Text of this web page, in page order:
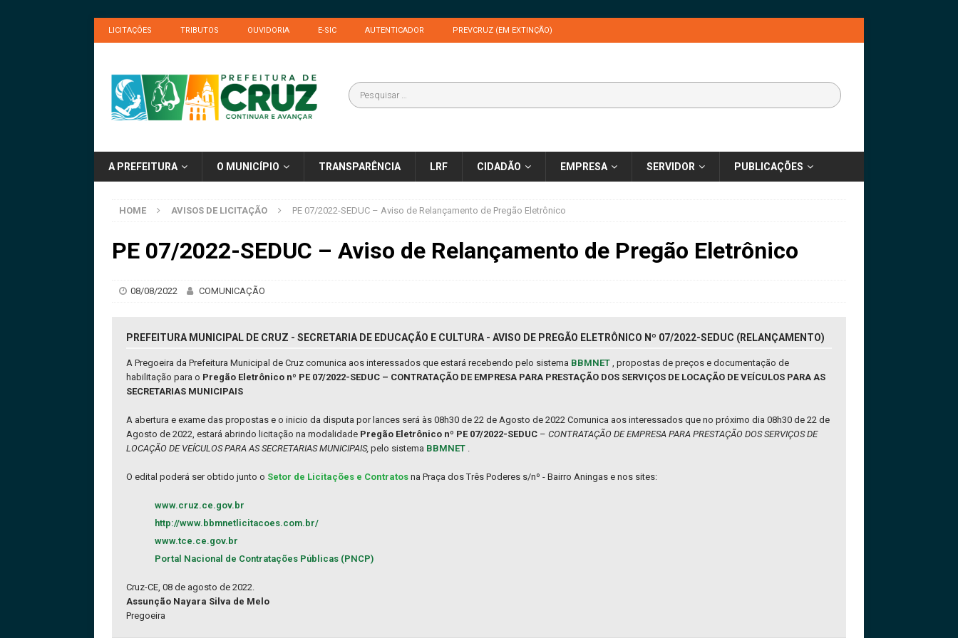
LICITAÇÕES TRIBUTOS OUVIDORIA E-SIC AUTENTICADOR PREVCRUZ (EM EXTINÇÃO)
A PREFEITURA O MUNICÍPIO TRANSPARÊNCIA LRF CIDADÃO EMPRESA SERVIDOR PUBLICAÇÕES
HOME AVISOS DE LICITAÇÃO PE 07/2022-SEDUC – Aviso de Relançamento de Pregão Eletrônico
PE 07/2022-SEDUC – Aviso de Relançamento de Pregão Eletrônico
08/08/2022 COMUNICAÇÃO
PREFEITURA MUNICIPAL DE CRUZ - SECRETARIA DE EDUCAÇÃO E CULTURA - AVISO DE PREGÃO ELETRÔNICO Nº 07/2022-SEDUC (RELANÇAMENTO)
A Pregoeira da Prefeitura Municipal de Cruz comunica aos interessados que estará recebendo pelo sistema BBMNET , propostas de preços e documentação de
habilitação para o Pregão Eletrônico nº PE 07/2022-SEDUC – CONTRATAÇÃO DE EMPRESA PARA PRESTAÇÃO DOS SERVIÇOS DE LOCAÇÃO DE VEÍCULOS PARA AS
SECRETARIAS MUNICIPAIS
A abertura e exame das propostas e o inicio da disputa por lances será às 08h30 de 22 de Agosto de 2022 Comunica aos interessados que no próximo dia 08h30 de 22 de
Agosto de 2022, estará abrindo licitação na modalidade Pregão Eletrônico nº PE 07/2022-SEDUC – CONTRATAÇÃO DE EMPRESA PARA PRESTAÇÃO DOS SERVIÇOS DE
LOCAÇÃO DE VEÍCULOS PARA AS SECRETARIAS MUNICIPAIS, pelo sistema BBMNET .
O edital poderá ser obtido junto o Setor de Licitações e Contratos na Praça dos Três Poderes s/nº - Bairro Aningas e nos sites:
www.cruz.ce.gov.br
http://www.bbmnetlicitacoes.com.br/
www.tce.ce.gov.br
Portal Nacional de Contratações Públicas (PNCP)
Cruz-CE, 08 de agosto de 2022.
Assunção Nayara Silva de Melo
Pregoeira